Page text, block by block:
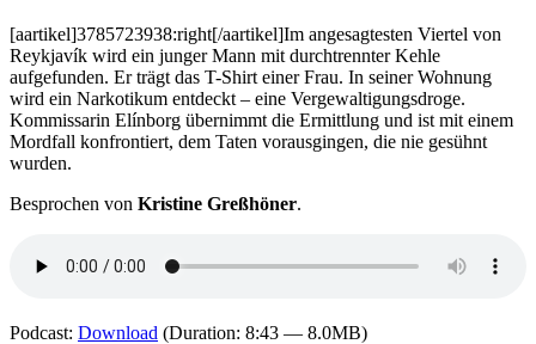
[aartikel]3785723938:right[/aartikel]Im angesagtesten Viertel von
Reykjavík wird ein junger Mann mit durchtrennter Kehle
aufgefunden. Er trägt das T-Shirt einer Frau. In seiner Wohnung
wird ein Narkotikum entdeckt – eine Vergewaltigungsdroge.
Kommissarin Elínborg übernimmt die Ermittlung und ist mit einem
Mordfall konfrontiert, dem Taten vorausgingen, die nie gesühnt
wurden.
Besprochen von Kristine Greßhöner.
Podcast: Download (Duration: 8:43 — 8.0MB)